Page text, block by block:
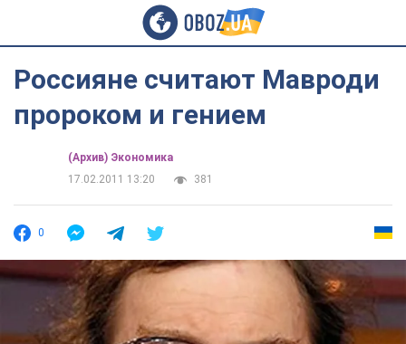
Россияне считают Мавроди
пророком и гением
(Архив) Экономика
17.02.2011 13:20
381
0